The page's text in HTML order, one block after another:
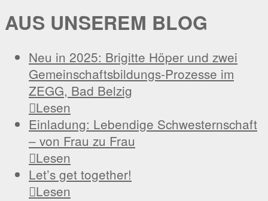
AUS UNSEREM BLOG
Neu in 2025: Brigitte Höper und zwei
Gemeinschaftsbildungs-Prozesse im
ZEGG, Bad Belzig
Lesen
Einladung: Lebendige Schwesternschaft
– von Frau zu Frau
Lesen
Let’s get together!
Lesen